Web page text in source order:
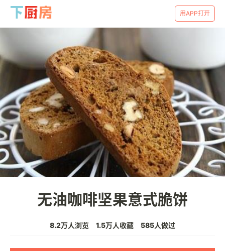
用APP打开
无油咖啡坚果意式脆饼
8.2万人浏览 1.5万人收藏 585人做过